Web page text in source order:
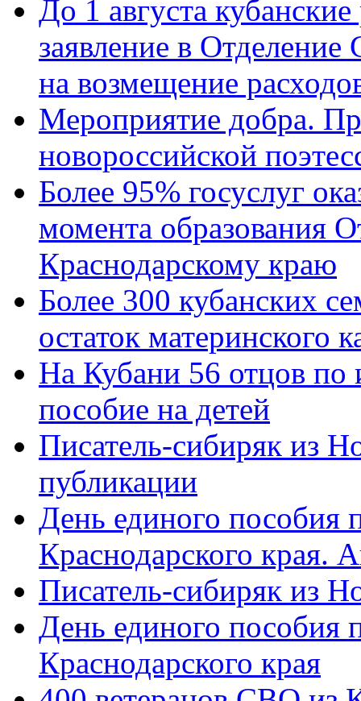
До 1 августа
заявление в
на возмещение
Мероприятие добра.
новороссийской
Более 95% госуслуг
момента образования
Краснодарскому краю
Более 300 кубанских
остаток материнского
На Кубани 56 отцов по
пособие на детей
Писатель-сибиряк из
публикации
День единого пособия
Краснодарского края.
Писатель-сибиряк из
День единого пособия
Краснодарского края